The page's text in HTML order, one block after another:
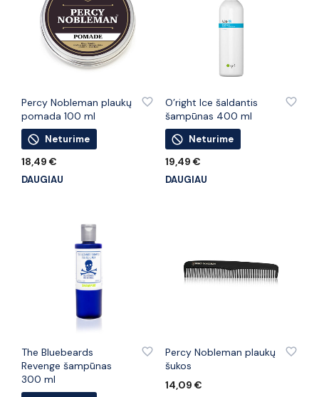
Percy Nobleman plaukų
pomada 100 ml
Neturime
18,49 €
DAUGIAU
O’right Ice šaldantis
šampūnas 400 ml
Neturime
19,49 €
DAUGIAU
The Bluebeards
Revenge šampūnas
300 ml
Percy Nobleman plaukų
šukos
14,09 €